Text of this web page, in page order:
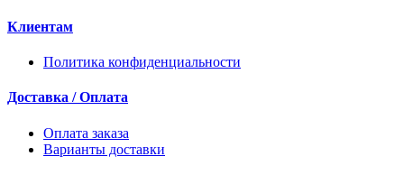
Клиентам
Политика конфиденциальности
Доставка / Оплата
Оплата заказа
Варианты доставки